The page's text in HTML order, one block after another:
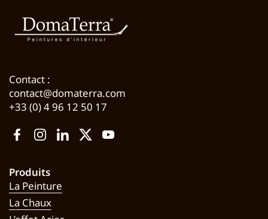
Contact :
contact@domaterra.com
+33 (0) 4 96 12 50 17
FacebookInstagram
LinkedIn
TwitterYouTube
Produits
La Peinture
La Chaux